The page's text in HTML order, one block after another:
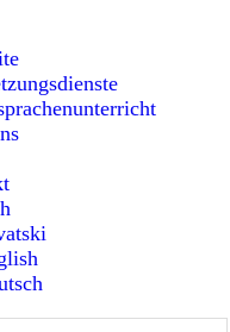
- strani jezici,